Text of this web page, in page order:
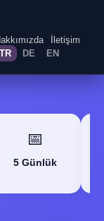
İletişim
TR DE EN
📅
5 Günlük